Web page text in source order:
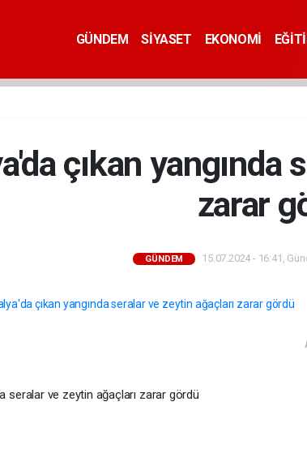
GÜNDEM SİYASET EKONOMİ
çıkan yangında
zarar
GÜNDEM 15.07.2024 - 16:41,
seralar ve zeytin ağaçları zarar gördü